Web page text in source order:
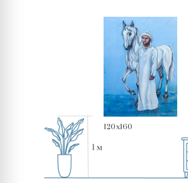
120x160